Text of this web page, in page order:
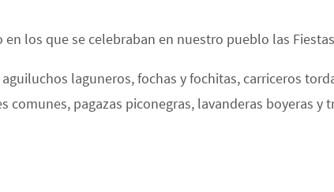
los que se celebraban en nuestro pueblo las
laguneros, fochas y fochitas, carriceros
pagazas piconegras, lavanderas boyeras y